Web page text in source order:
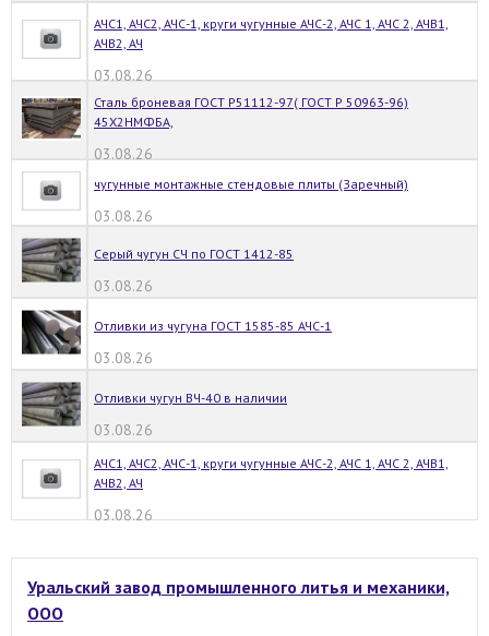
АЧС1, АЧС2, АЧС-1, круги чугунные АЧС-2, АЧС 1, АЧС 2, АЧВ1,
АЧВ2, АЧ
03.08.26
Сталь броневая ГОСТ Р51112-97( ГОСТ Р 50963-96)
45Х2НМФБА,
03.08.26
чугунные монтажные стендовые плиты (Заречный)
03.08.26
Серый чугун СЧ по ГОСТ 1412-85
03.08.26
Отливки из чугуна ГОСТ 1585-85 АЧС-1
03.08.26
Отливки чугун ВЧ-40 в наличии
03.08.26
АЧС1, АЧС2, АЧС-1, круги чугунные АЧС-2, АЧС 1, АЧС 2, АЧВ1,
АЧВ2, АЧ
03.08.26
Уральский завод промышленного литья и механики,
ООО